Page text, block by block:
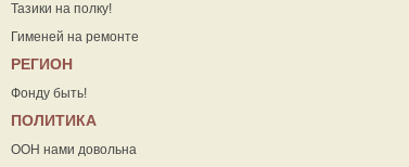
Тазики на полку!
Гименей на ремонте
РЕГИОН
Фонду быть!
ПОЛИТИКА
ООН нами довольна